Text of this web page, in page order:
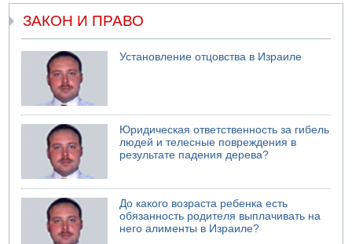
Обнародовано имя полицейского, подозреваемого в
коррупционных отношениях с Йоавом Элиаси
07.08.2026 17:51
БАГАЦ отказался заморозить лишение налоговых льгот
для уклонистов-харедим
07.08.2026 17:48
В Иерусалиме водитель врезался в забор и серьезно
пострадал
ЗАКОН И ПРАВО
Установление отцовства в Израиле
Юридическая ответственность за гибель
людей и телесные повреждения в
результате падения дерева?
До какого возраста ребенка есть
обязанность родителя выплачивать на
него алименты в Израиле?